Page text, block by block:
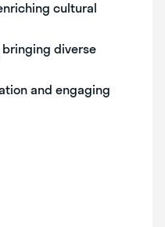
cultural
bringing diverse
and engaging